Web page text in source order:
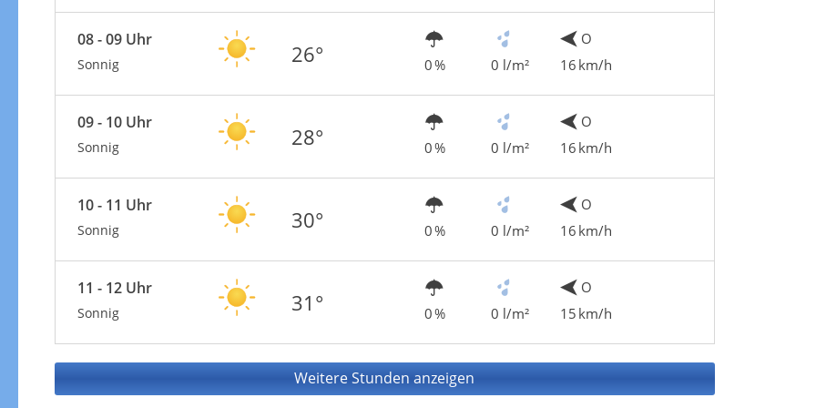
08 - 09 Uhr
Sonnig 26° 0 % 0 l/m²
O
16 km/h
09 - 10 Uhr
Sonnig 28° 0 % 0 l/m²
O
16 km/h
10 - 11 Uhr
Sonnig 30° 0 % 0 l/m²
O
16 km/h
11 - 12 Uhr
Sonnig 31° 0 % 0 l/m²
O
15 km/h
Weitere Stunden anzeigen